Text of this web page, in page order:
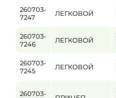
260703-
7247
ЛЕГКОВОЙ
260703-
7246
ЛЕГКОВОЙ
260703-
7245
ЛЕГКОВОЙ
260703-